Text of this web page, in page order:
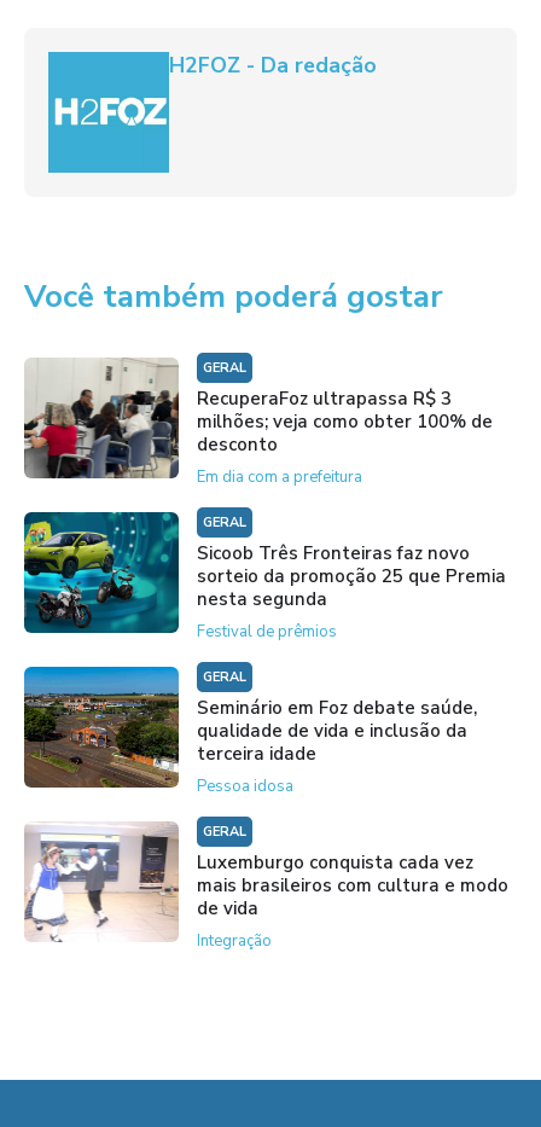
H2FOZ - Da redação
Você também poderá gostar
GERAL
RecuperaFoz ultrapassa R$ 3
milhões; veja como obter 100% de
desconto
Em dia com a prefeitura
GERAL
Sicoob Três Fronteiras faz novo
sorteio da promoção 25 que Premia
nesta segunda
Festival de prêmios
GERAL
Seminário em Foz debate saúde,
qualidade de vida e inclusão da
terceira idade
Pessoa idosa
GERAL
Luxemburgo conquista cada vez
mais brasileiros com cultura e modo
de vida
Integração